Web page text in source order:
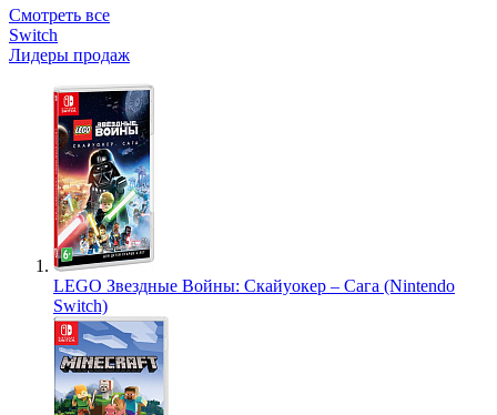
Смотреть все
Switch
Лидеры продаж
LEGO Звездные Войны: Скайуокер – Сага (Nintendo
Switch)